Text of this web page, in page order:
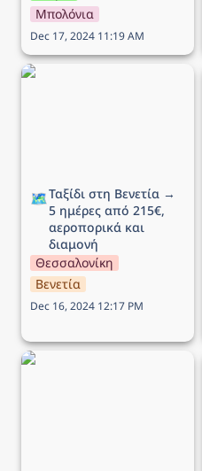
Μπολόνια
Dec 17, 2024 11:19 AM
Ταξίδι στη Βενετία → 5
🗺️Ταξίδι στη Βενετία →
5 ημέρες από 215€,
αεροπορικά και
διαμονή
Θεσσαλονίκη
Βενετία
Dec 16, 2024 12:17 PM
Ταξίδι στο Εδιμβούργο →